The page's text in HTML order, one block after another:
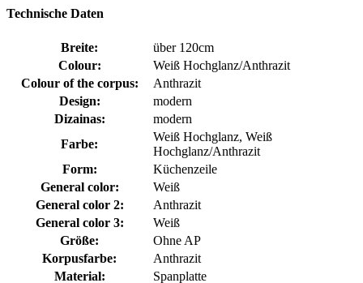
Technische Daten
Breite:
über 120cm
Colour:
Weiß Hochglanz/Anthrazit
Colour of the corpus:
Anthrazit
Design:
modern
Dizainas:
modern
Farbe:
Weiß Hochglanz, Weiß
Hochglanz/Anthrazit
Form:
Küchenzeile
General color:
Weiß
General color 2:
Anthrazit
General color 3:
Weiß
Größe:
Ohne AP
Korpusfarbe:
Anthrazit
Material:
Spanplatte